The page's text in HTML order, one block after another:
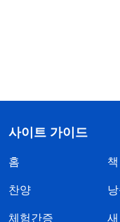
사이트 가이드
홈 책
찬양
체험간증 새